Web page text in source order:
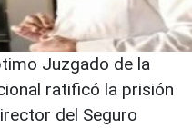
Juzgado de la
ratificó la prisión
del Seguro